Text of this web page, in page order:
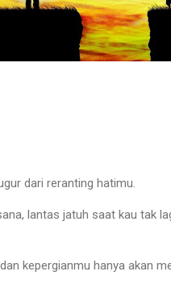
dari reranting hatimu.
lantas jatuh saat kau tak
kepergianmu hanya akan